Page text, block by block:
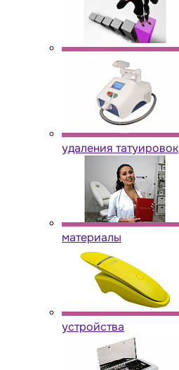
удаления татуировок
материалы
устройства